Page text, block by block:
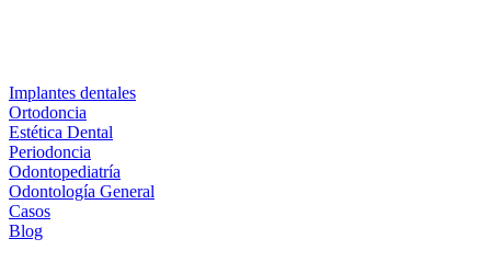
Implantes dentales
Ortodoncia
Estética Dental
Periodoncia
Odontopediatría
Odontología General
Casos
Blog